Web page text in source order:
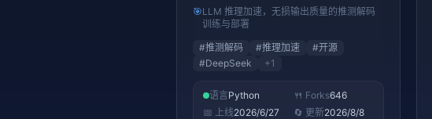
Eagle3 三种算法。在 DeepSeek-V4
上实现 60-85% 的每用户生成速度提
升，输出质量完全一致。MIT 协议，
6.5k+ stars。
🎯LLM 推理加速，无损输出质量的推测解码
训练与部署
#推测解码 #推理加速 #开源
#DeepSeek +1
语言Python 🍴 Forks646
📅 上线2026/6/27 🔄 更新2026/8/8